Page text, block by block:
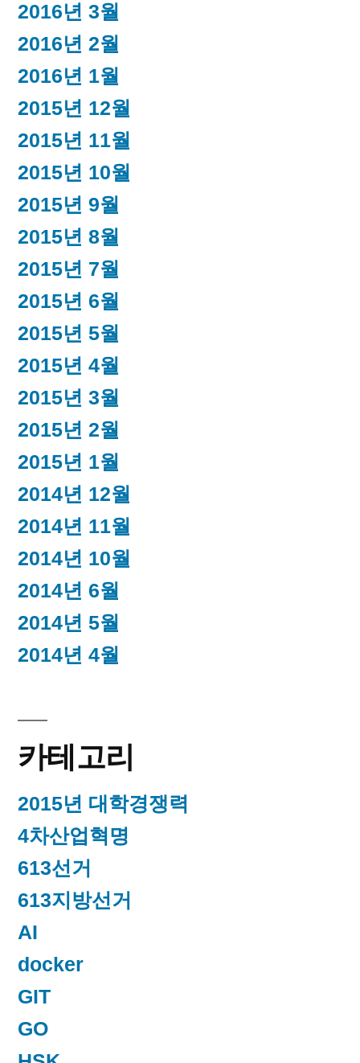
2016년 3월
2016년 2월
2016년 1월
2015년 12월
2015년 11월
2015년 10월
2015년 9월
2015년 8월
2015년 7월
2015년 6월
2015년 5월
2015년 4월
2015년 3월
2015년 2월
2015년 1월
2014년 12월
2014년 11월
2014년 10월
2014년 6월
2014년 5월
2014년 4월
카테고리
2015년 대학경쟁력
4차산업혁명
613선거
613지방선거
AI
docker
GIT
GO